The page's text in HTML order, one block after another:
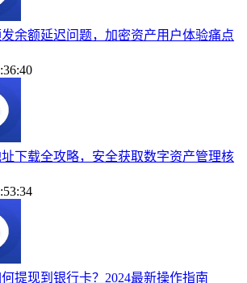
余额延迟问题，加密资产用户体验痛点
下载全攻略，安全获取数字资产管理核
提现到银行卡？2024最新操作指南